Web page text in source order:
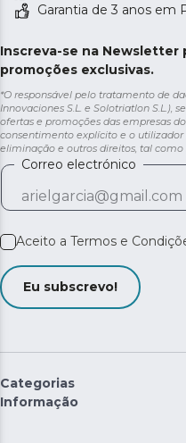
Garantia de 3 anos em
Inscreva-se na Newsletter
promoções exclusivas.
*O responsável pelo tratamento de
Innovaciones S.L. e Solotriatlon S.L.),
ofertas e promoções das empresas
consentimento explícito e o
eliminação e outros direitos, tal como
Correo electrónico
Aceito a Termos e
Eu subscrevo!
Categorias
Informação